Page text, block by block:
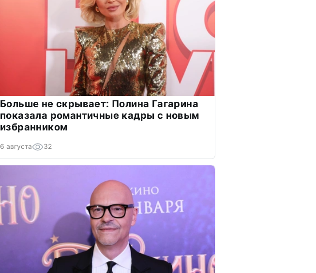
Больше не скрывает: Полина Гагарина
показала романтичные кадры с новым
избранником
6 августа 32